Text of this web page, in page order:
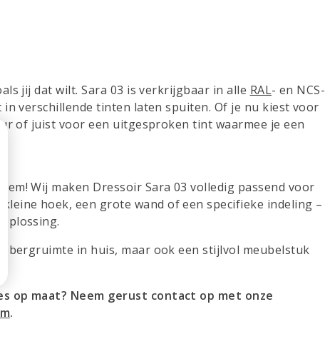
jij dat wilt. Sara 03 is verkrijgbaar in alle RAL- en NCS-
verschillende tinten laten spuiten. Of je nu kiest voor
of juist voor een uitgesproken tint waarmee je een
Wij maken Dressoir Sara 03 volledig passend voor
hoek, een grote wand of een specifieke indeling –
in huis, maar ook een stijlvol meubelstuk
op maat? Neem gerust contact op met onze
.